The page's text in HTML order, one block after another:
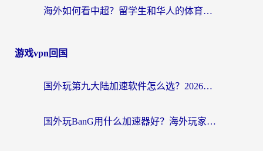
海外如何看中超？留学生和华人的体育赛事观看终极指南（附欧洲杯奥运会观看技巧）
游戏vpn回国
国外玩第九大陆加速软件怎么选？2026终极指南帮你告别延迟卡顿
国外玩BanG用什么加速器好？海外玩家亲测的国服游戏加速终极方案